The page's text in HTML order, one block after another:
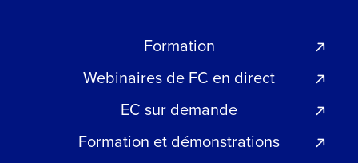
Formation
Webinaires de FC en direct
EC sur demande
Formation et démonstrations